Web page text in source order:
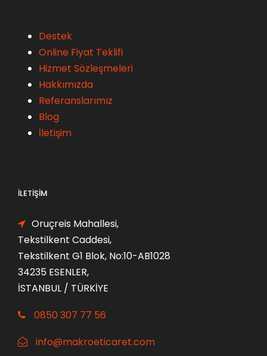
Destek
Online Fiyat Teklifi
Hizmet Sözleşmeleri
Hakkımızda
Referanslarımız
Blog
İletişim
İLETIŞIM
Oruçreis Mahallesi,
Tekstilkent Caddesi,
Tekstilkent G1 Blok, No:10-AB1028
34235 ESENLER,
İSTANBUL / TÜRKİYE
0850 307 77 56
info@makroeticaret.com